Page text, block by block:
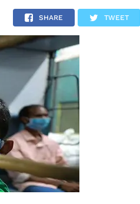
POLITICS INTERNATIONAL
SHARE TWEET